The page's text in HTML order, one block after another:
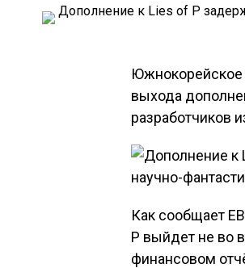
Южнокорейское
выхода
разработчиков
Как сообщает
P выйдет не во
финансовом